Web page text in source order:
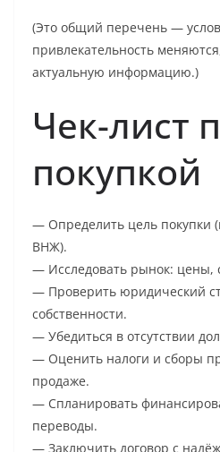
(Это общий перечень —
привлекательность
актуальную информацию.)
Чек-лист
покупкой
— Определить цель покупки
ВНЖ).
— Исследовать рынок: цены,
— Проверить юридический
собственности.
— Убедиться в отсутствии
— Оценить налоги и сборы
продаже.
— Спланировать
переводы.
— Заключить договор с